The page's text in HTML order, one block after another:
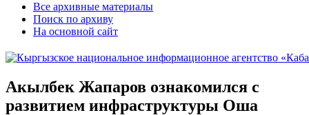
Все архивные материалы
Поиск по архиву
На основной сайт
Акылбек Жапаров ознакомился с
развитием инфраструктуры Оша